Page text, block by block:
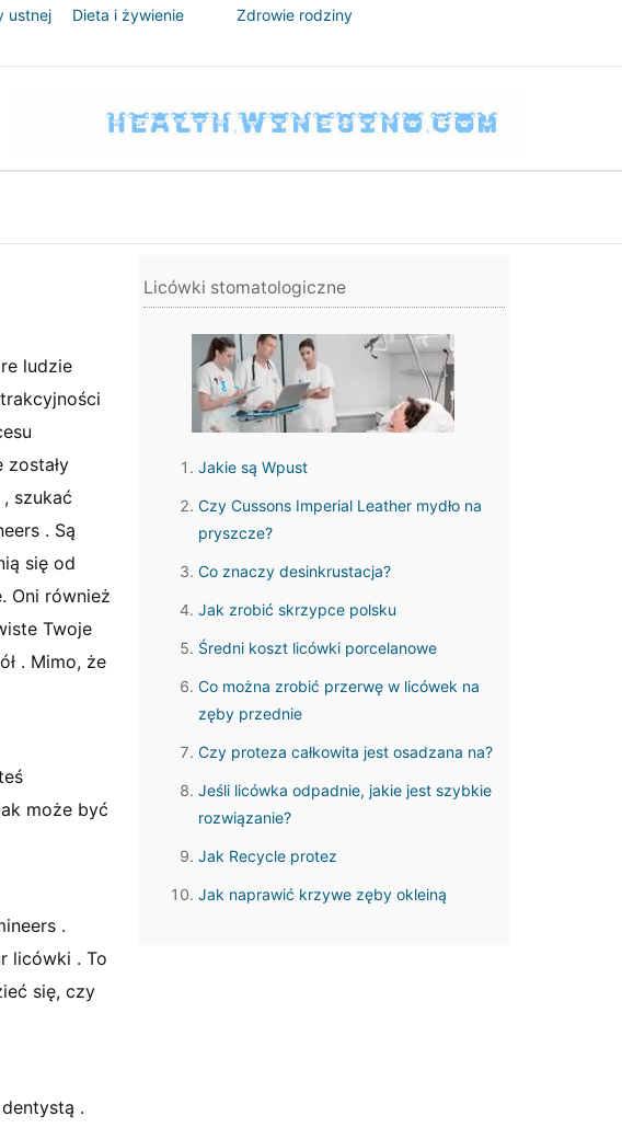
ustnej Dieta i żywienie
Zdrowie rodziny
ludzie
szukać
. Są
się od
Oni również
Twoje
. Mimo, że
może być
.
licówki . To
się, czy
.
Licówki stomatologiczne
Jakie są Wpust
Czy Cussons Imperial Leather mydło na
pryszcze?
Co znaczy desinkrustacja?
Jak zrobić skrzypce polsku
Średni koszt licówki porcelanowe
Co można zrobić przerwę w licówek na
zęby przednie
Czy proteza całkowita jest osadzana na?
Jeśli licówka odpadnie, jakie jest szybkie
rozwiązanie?
Jak Recycle protez
Jak naprawić krzywe zęby okleiną